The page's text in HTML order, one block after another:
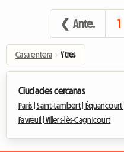
❮ Ante. 1
Casa entera › Ytres
Ciudades cercanas
París |Saint-Lambert | Équancourt |
Favreuil |Villers-lès-Cagnicourt